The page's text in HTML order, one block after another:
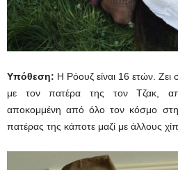
Υπόθεση: Η Ρόουζ είναι 16 ετών.
με τον πατέρα της τον Τζακ,
αποκομμένη από όλο τον κόσμο
πατέρας της κάποτε μαζί με άλλους